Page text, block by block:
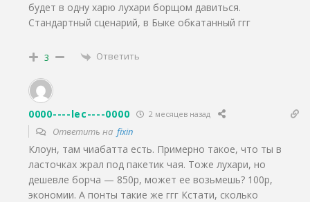
будет в одну харю лухари борщом давиться.
Стандартный сценарий, в Быке обкатанный ггг
3 Ответить
0000----lec----0000 2 месяцев назад
Ответить на fixin
Клоун, там чиабатта есть. Примерно такое, что ты в
ласточках жрал под пакетик чая. Тоже лухари, но
дешевле борча — 850р, может ее возьмешь? 100р,
экономии. А понты такие же ггг Кстати, сколько